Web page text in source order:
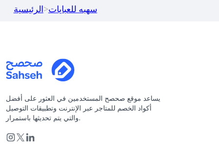
الرئيسية>سهبه للعبايات
يساعد موقع صحصح المستخدمين في العثور على أفضل
أكواد الخصم للمتاجر عبر الإنترنت وتطبيقات التوصيل
والتي يتم تحديثها باستمرار.